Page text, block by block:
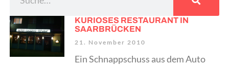
KURIOSES RESTAURANT IN
SAARBRÜCKEN
21. November 2010
Ein Schnappschuss aus dem Auto